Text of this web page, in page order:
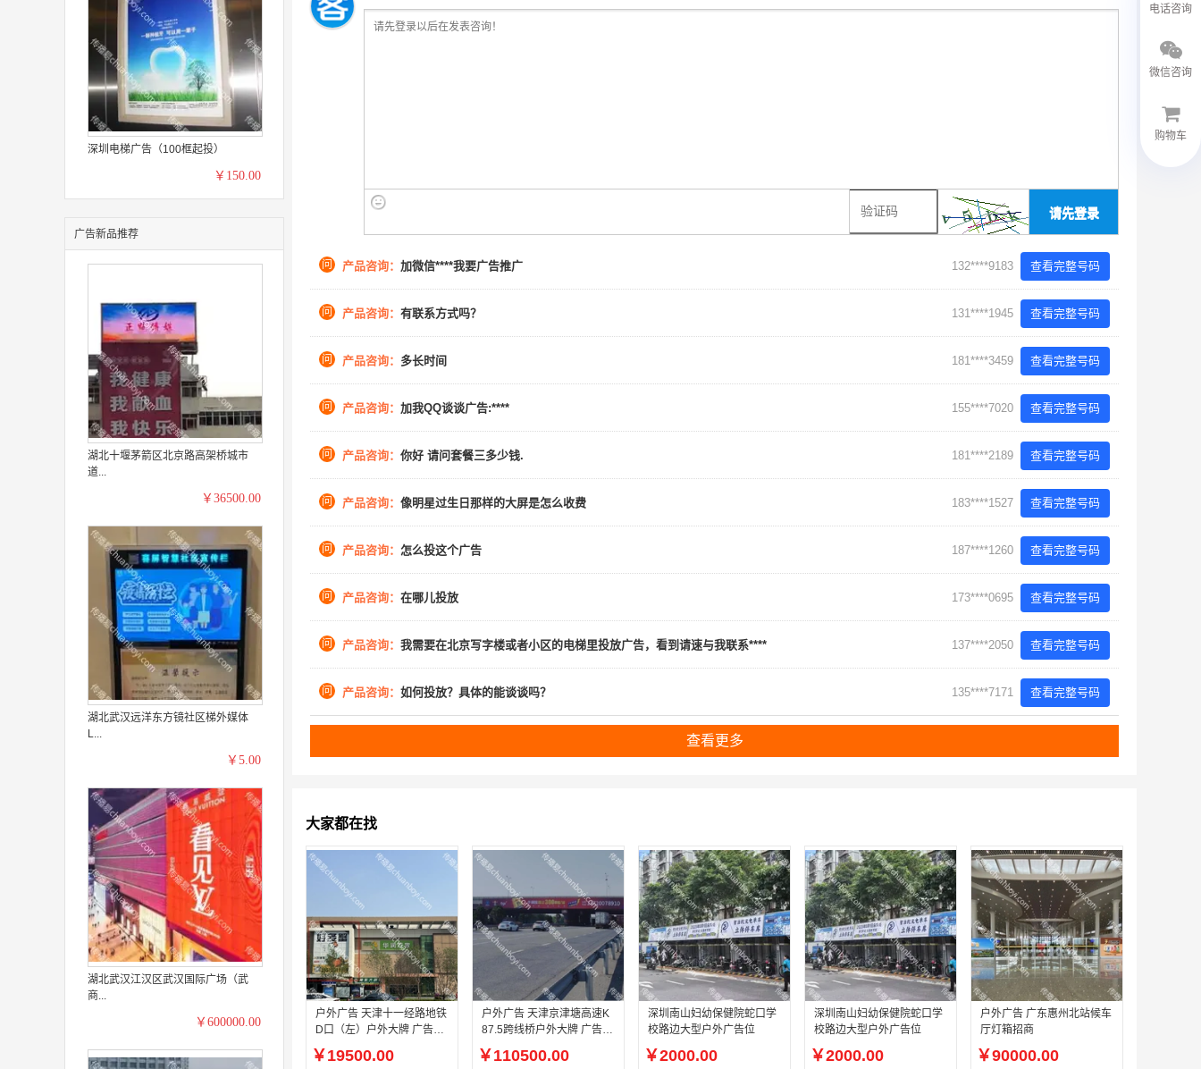
深圳电梯广告（100框起投）
￥150.00
广告新品推荐
湖北十堰茅箭区北京路高架桥城市
道...
￥36500.00
湖北武汉远洋东方镜社区梯外媒体
L...
￥5.00
湖北武汉江汉区武汉国际广场（武
商...
￥600000.00
请先登录
问 产品咨询： 加微信****我要广告推广 132****9183 查看完整号码
问 产品咨询： 有联系方式吗？ 131****1945 查看完整号码
问 产品咨询： 多长时间 181****3459 查看完整号码
问 产品咨询： 加我QQ谈谈广告:**** 155****7020 查看完整号码
问 产品咨询： 你好 请问套餐三多少钱. 181****2189 查看完整号码
问 产品咨询： 像明星过生日那样的大屏是怎么收费 183****1527 查看完整号码
问 产品咨询： 怎么投这个广告 187****1260 查看完整号码
问 产品咨询： 在哪儿投放 173****0695 查看完整号码
问 产品咨询： 我需要在北京写字楼或者小区的电梯里投放广告，看到请速与我联系**** 137****2050 查看完整号码
问 产品咨询： 如何投放？具体的能谈谈吗？ 135****7171 查看完整号码
查看更多
大家都在找
户外广告 天津十一经路地铁
D口（左）户外大牌 广告位
招商
￥19500.00
户外广告 天津京津塘高速K
87.5跨线桥户外大牌 广告位
招商
￥110500.00
深圳南山妇幼保健院蛇口学
校路边大型户外广告位
￥2000.00
深圳南山妇幼保健院蛇口学
校路边大型户外广告位
￥2000.00
户外广告 广东惠州北站候车
厅灯箱招商
￥90000.00
电话咨询
微信咨询
微信客服
购物车